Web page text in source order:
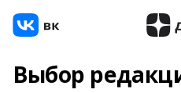
Выбор